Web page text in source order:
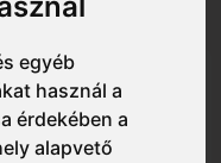
egyéb
használ a
érdekében a
alapvető
lángálló
póló